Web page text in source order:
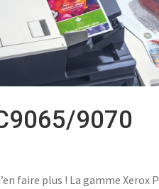
9070
faire plus ! La gamme Xerox